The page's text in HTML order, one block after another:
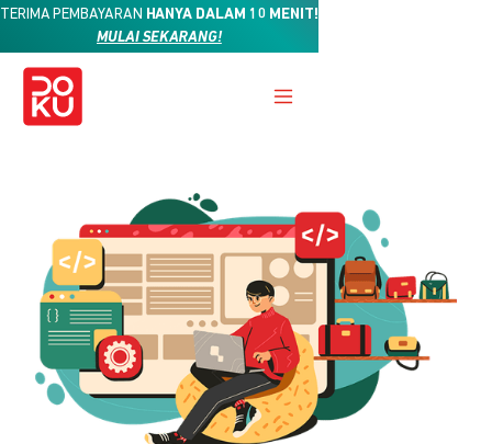
TERIMA PEMBAYARAN HANYA DALAM 10 MENIT!
MULAI SEKARANG!